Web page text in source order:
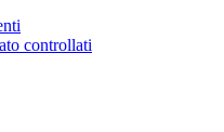
controllati